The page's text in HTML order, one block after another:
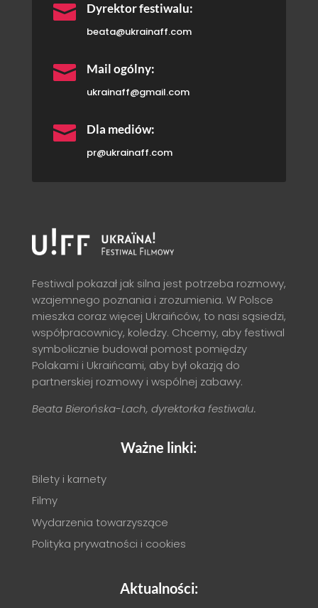
 Dyrektor festiwalu:
beata@ukrainaff.com
 Mail ogólny:
ukrainaff@gmail.com
 Dla mediów:
pr@ukrainaff.com
Festiwal pokazał jak silna jest potrzeba rozmowy,
wzajemnego poznania i zrozumienia. W Polsce
mieszka coraz więcej Ukraińców, to nasi sąsiedzi,
współpracownicy, koledzy. Chcemy, aby festiwal
symbolicznie budował pomost pomiędzy
Polakami i Ukraińcami, aby był okazją do
partnerskiej rozmowy i wspólnej zabawy.
Beata Bierońska-Lach, dyrektorka festiwalu.
Ważne linki:
Bilety i karnety
Filmy
Wydarzenia towarzyszące
Polityka prywatności i cookies
Aktualności: